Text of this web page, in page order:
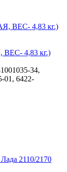
ВЕС- 4,83 кг.)
34,
01, 6422-